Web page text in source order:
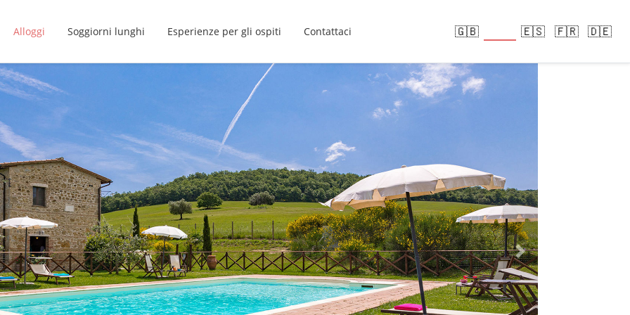
Alloggi Soggiorni lunghi Esperienze per gli ospiti Contattaci 🇬🇧 🇪🇸 🇫🇷 🇩🇪